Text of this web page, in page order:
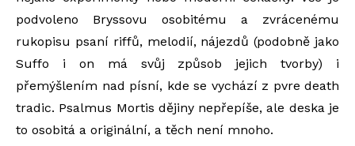
podvoleno Bryssovu osobitému a zvrácenému
rukopisu psaní riffů, melodií, nájezdů (podobně jako
Suffo i on má svůj způsob jejich tvorby) i
přemýšlením nad písní, kde se vychází z pvre death
tradic. Psalmus Mortis dějiny nepřepíše, ale deska je
to osobitá a originální, a těch není mnoho.